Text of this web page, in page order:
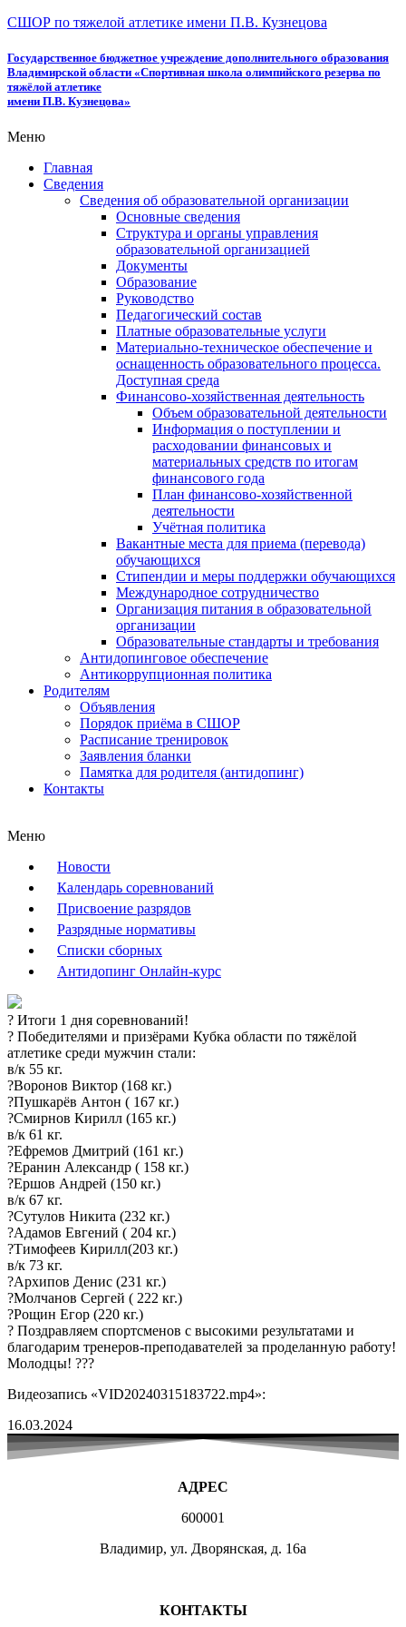
СШОР по тяжелой атлетике имени П.В. Кузнецова
Государственное бюджетное учреждение дополнительного образования
Владимирской области «Спортивная школа олимпийского резерва по
тяжёлой атлетике
имени П.В. Кузнецова»
Меню
Главная
Сведения
Сведения об образовательной организации
Основные сведения
Структура и органы управления
образовательной организацией
Документы
Образование
Руководство
Педагогический состав
Платные образовательные услуги
Материально-техническое обеспечение и
оснащенность образовательного процесса.
Доступная среда
Финансово-хозяйственная деятельность
Объем образовательной деятельности
Информация о поступлении и
расходовании финансовых и
материальных средств по итогам
финансового года
План финансово-хозяйственной
деятельности
Учётная политика
Вакантные места для приема (перевода)
обучающихся
Стипендии и меры поддержки обучающихся
Международное сотрудничество
Организация питания в образовательной
организации
Образовательные стандарты и требования
Антидопинговое обеспечение
Антикоррупционная политика
Родителям
Объявления
Порядок приёма в СШОР
Расписание тренировок
Заявления бланки
Памятка для родителя (антидопинг)
Контакты
Меню
Новости
Календарь соревнований
Присвоение разрядов
Разрядные нормативы
Списки сборных
Антидопинг Онлайн-курс
?️ Итоги 1 дня соревнований!
? Победителями и призёрами Кубка области по тяжёлой
атлетике среди мужчин стали:
в/к 55 кг.
?Воронов Виктор (168 кг.)
?Пушкарёв Антон ( 167 кг.)
?Смирнов Кирилл (165 кг.)
в/к 61 кг.
?Ефремов Дмитрий (161 кг.)
?Еранин Александр ( 158 кг.)
?Ершов Андрей (150 кг.)
в/к 67 кг.
?Сутулов Никита (232 кг.)
?Адамов Евгений ( 204 кг.)
?Тимофеев Кирилл(203 кг.)
в/к 73 кг.
?Архипов Денис (231 кг.)
?Молчанов Сергей ( 222 кг.)
?Рощин Егор (220 кг.)
? Поздравляем спортсменов с высокими результатами и
благодарим тренеров-преподавателей за проделанную работу!
Молодцы! ???
Видеозапись «VID20240315183722.mp4»:
16.03.2024
АДРЕС
600001
Владимир, ул. Дворянская, д. 16а
КОНТАКТЫ